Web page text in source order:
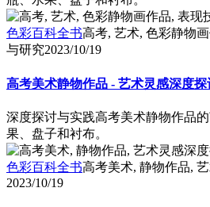
色彩百科全书高考, 艺术, 色彩静物
与研究2023/10/19
高考美术静物作品 - 艺术灵感深度
深度探讨与实践高考美术静物作品
果、盘子和衬布。
色彩百科全书高考美术, 静物作品,
2023/10/19